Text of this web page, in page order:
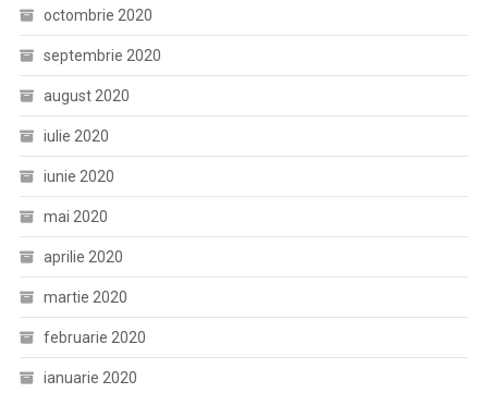
octombrie 2020
septembrie 2020
august 2020
iulie 2020
iunie 2020
mai 2020
aprilie 2020
martie 2020
februarie 2020
ianuarie 2020